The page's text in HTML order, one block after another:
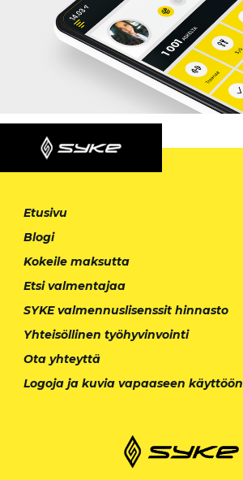
Etusivu
Blogi
Kokeile maksutta
Etsi valmentajaa
SYKE valmennuslisenssit hinnasto
Yhteisöllinen työhyvinvointi
Ota yhteyttä
Logoja ja kuvia vapaaseen käyttöön